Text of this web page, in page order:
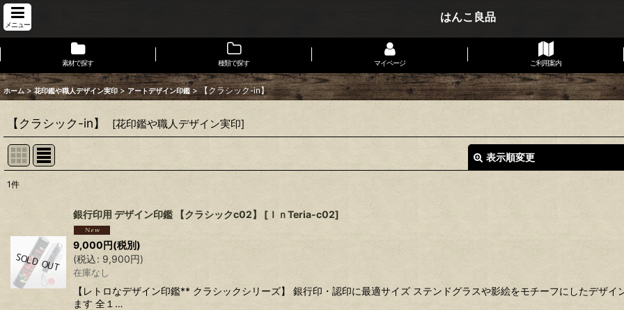
メニュー
はんこ良品
素材で探す 種類で探す マイページ ご利用案内
ホーム > 花印鑑や職人デザイン実印 > アートデザイン印鑑 > 【クラシック-in】
【クラシック-in】 [花印鑑や職人デザイン実印]
表示順変更
並び順:
絞り込む
1件
銀行印用 デザイン印鑑 【クラシックc02】 [ ＩｎTeria-c02]
9,000円(税別)
(税込: 9,900円)
在庫なし
【レトロなデザイン印鑑** クラシックシリーズ】 銀行印・認印に最適サイズ ステンドグラスや影絵をモチーフにしたデザ
ます 全１…